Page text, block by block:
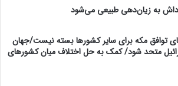
به زیان‌دهی طبیعی می‌شود
توافق مکه برای سایر کشورها بسته نیست/جهان
متحد شود/ کمک به حل اختلاف میان کشورهای